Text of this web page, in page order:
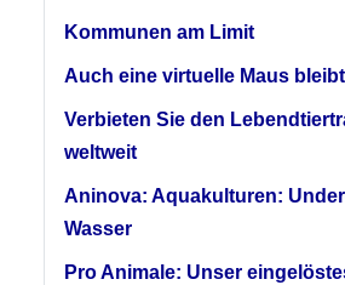
Kommunen am Limit
Auch eine virtuelle Maus
Verbieten Sie den
weltweit
Aninova: Aquakulturen:
Wasser
Pro Animale: Unser